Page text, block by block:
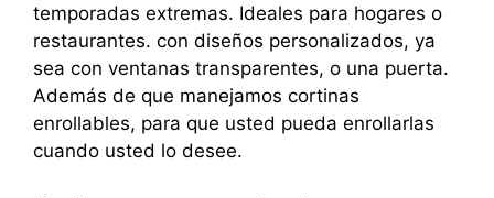
temporadas extremas. Ideales para hogares o
restaurantes. con diseños personalizados, ya
sea con ventanas transparentes, o una puerta.
Además de que manejamos cortinas
enrollables, para que usted pueda enrollarlas
cuando usted lo desee.